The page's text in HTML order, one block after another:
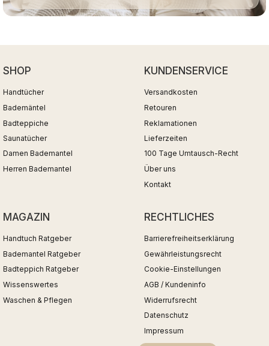
SHOP
Handtücher
Bademäntel
Badteppiche
Saunatücher
Damen Bademantel
Herren Bademantel
KUNDENSERVICE
Versandkosten
Retouren
Reklamationen
Lieferzeiten
100 Tage Umtausch-Recht
Über uns
Kontakt
MAGAZIN
Handtuch Ratgeber
Bademantel Ratgeber
Badteppich Ratgeber
Wissenswertes
Waschen & Pflegen
RECHTLICHES
Barrierefreiheitserklärung
Gewährleistungsrecht
Cookie-Einstellungen
AGB / Kundeninfo
Widerrufsrecht
Datenschutz
Impressum